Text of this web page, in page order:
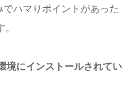
でハマりポイントがあった
境にインストールされてい